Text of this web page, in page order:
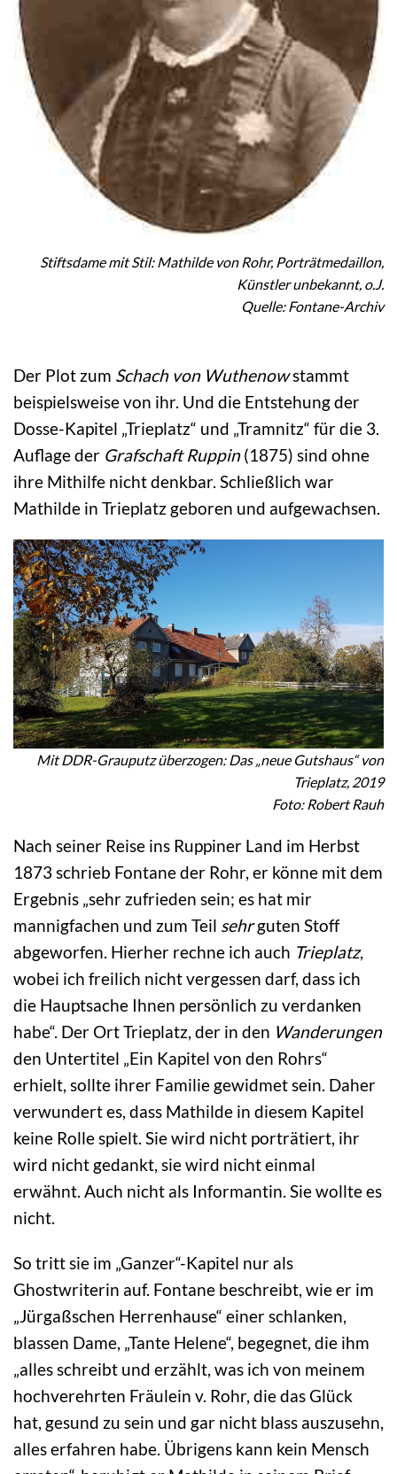
Stiftsdame mit Stil: Mathilde von Rohr, Porträtmedaillon,
Künstler unbekannt, o.J.
Quelle: Fontane-Archiv
Der Plot zum Schach von Wuthenowstammt
beispielsweise von ihr. Und die Entstehung der
Dosse-Kapitel „Trieplatz“ und „Tramnitz“ für die 3.
Auflage der Grafschaft Ruppin(1875) sind ohne
ihre Mithilfe nicht denkbar. Schließlich war
Mathilde in Trieplatz geboren und aufgewachsen.
Mit DDR-Grauputz überzogen: Das „neue Gutshaus“ von
Trieplatz, 2019
Foto: Robert Rauh
Nach seiner Reise ins Ruppiner Land im Herbst
1873 schrieb Fontane der Rohr, er könne mit dem
Ergebnis „sehr zufrieden sein; es hat mir
mannigfachen und zum Teil sehrguten Stoff
abgeworfen. Hierher rechne ich auch Trieplatz,
wobei ich freilich nicht vergessen darf, dass ich
die Hauptsache Ihnen persönlich zu verdanken
habe“. Der Ort Trieplatz, der in den Wanderungen
den Untertitel „Ein Kapitel von den Rohrs“
erhielt, sollte ihrer Familie gewidmet sein. Daher
verwundert es, dass Mathilde in diesem Kapitel
keine Rolle spielt. Sie wird nicht porträtiert, ihr
wird nicht gedankt, sie wird nicht einmal
erwähnt. Auch nicht als Informantin. Sie wollte es
nicht.
So tritt sie im „Ganzer“-Kapitel nur als
Ghostwriterin auf. Fontane beschreibt, wie er im
„Jürgaßschen Herrenhause“ einer schlanken,
blassen Dame, „Tante Helene“, begegnet, die ihm
„alles schreibt und erzählt, was ich von meinem
hochverehrten Fräulein v. Rohr, die das Glück
hat, gesund zu sein und gar nicht blass auszusehn,
alles erfahren habe. Übrigens kann kein Mensch